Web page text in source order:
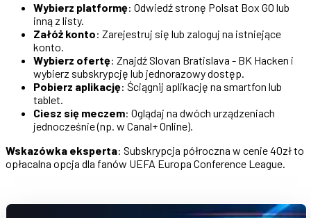
Wybierz platformę: Odwiedź stronę Polsat Box GO lub
inną z listy.
Załóż konto: Zarejestruj się lub zaloguj na istniejące
konto.
Wybierz ofertę: Znajdź Slovan Bratislava - BK Hacken i
wybierz subskrypcję lub jednorazowy dostęp.
Pobierz aplikację: Ściągnij aplikację na smartfon lub
tablet.
Ciesz się meczem: Oglądaj na dwóch urządzeniach
jednocześnie (np. w Canal+ Online).
Wskazówka eksperta: Subskrypcja półroczna w cenie 40zł to
opłacalna opcja dla fanów UEFA Europa Conference League.